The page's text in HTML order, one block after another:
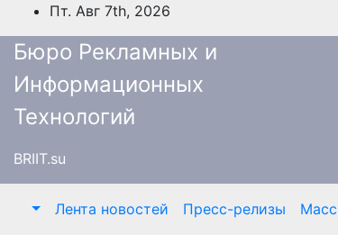
Перейти
к
содержимому
Пт. Авг 7th, 2026
Бюро Рекламных и
Информационных
Технологий
BRIIT.su
Лента новостей Пресс-релизы